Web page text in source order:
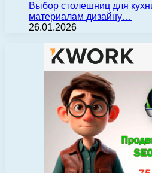
Выбор столешниц для
материалам дизайну…
26.01.2026